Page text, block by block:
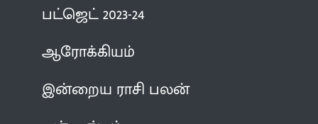
பட்ஜெட் 2023-24
ஆரோக்கியம்
இன்றைய ராசி பலன்